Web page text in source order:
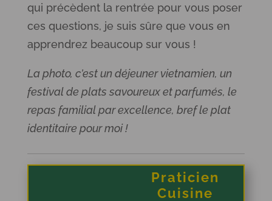
qui précèdent la rentrée pour vous poser
ces questions, je suis sûre que vous en
apprendrez beaucoup sur vous !
La photo, c’est un déjeuner vietnamien, un
festival de plats savoureux et parfumés, le
repas familial par excellence, bref le plat
identitaire pour moi !
Praticien
Cuisine